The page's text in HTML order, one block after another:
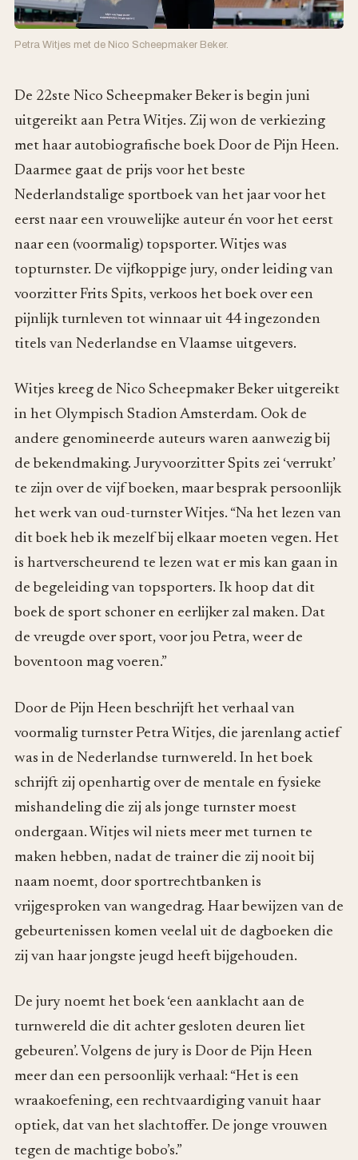
Petra Witjes met de Nico Scheepmaker Beker.
De 22ste Nico Scheepmaker Beker is begin juni
uitgereikt aan Petra Witjes. Zij won de verkiezing
met haar autobiografische boek Door de Pijn Heen.
Daarmee gaat de prijs voor het beste
Nederlandstalige sportboek van het jaar voor het
eerst naar een vrouwelijke auteur én voor het eerst
naar een (voormalig) topsporter. Witjes was
topturnster. De vijfkoppige jury, onder leiding van
voorzitter Frits Spits, verkoos het boek over een
pijnlijk turnleven tot winnaar uit 44 ingezonden
titels van Nederlandse en Vlaamse uitgevers.
Witjes kreeg de Nico Scheepmaker Beker uitgereikt
in het Olympisch Stadion Amsterdam. Ook de
andere genomineerde auteurs waren aanwezig bij
de bekendmaking. Juryvoorzitter Spits zei ‘verrukt’
te zijn over de vijf boeken, maar besprak persoonlijk
het werk van oud-turnster Witjes. “Na het lezen van
dit boek heb ik mezelf bij elkaar moeten vegen. Het
is hartverscheurend te lezen wat er mis kan gaan in
de begeleiding van topsporters. Ik hoop dat dit
boek de sport schoner en eerlijker zal maken. Dat
de vreugde over sport, voor jou Petra, weer de
boventoon mag voeren.”
Door de Pijn Heen beschrijft het verhaal van
voormalig turnster Petra Witjes, die jarenlang actief
was in de Nederlandse turnwereld. In het boek
schrijft zij openhartig over de mentale en fysieke
mishandeling die zij als jonge turnster moest
ondergaan. Witjes wil niets meer met turnen te
maken hebben, nadat de trainer die zij nooit bij
naam noemt, door sportrechtbanken is
vrijgesproken van wangedrag. Haar bewijzen van de
gebeurtenissen komen veelal uit de dagboeken die
zij van haar jongste jeugd heeft bijgehouden.
De jury noemt het boek ‘een aanklacht aan de
turnwereld die dit achter gesloten deuren liet
gebeuren’. Volgens de jury is Door de Pijn Heen
meer dan een persoonlijk verhaal: “Het is een
wraakoefening, een rechtvaardiging vanuit haar
optiek, dat van het slachtoffer. De jonge vrouwen
tegen de machtige bobo’s.”